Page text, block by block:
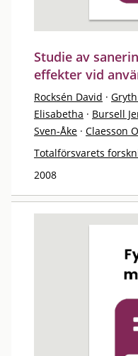
Studie av
effekter vid
Rocksén David ·
Elisabetha · Bursell
Sven-Åke · Claesson
Totalförsvarets
2008